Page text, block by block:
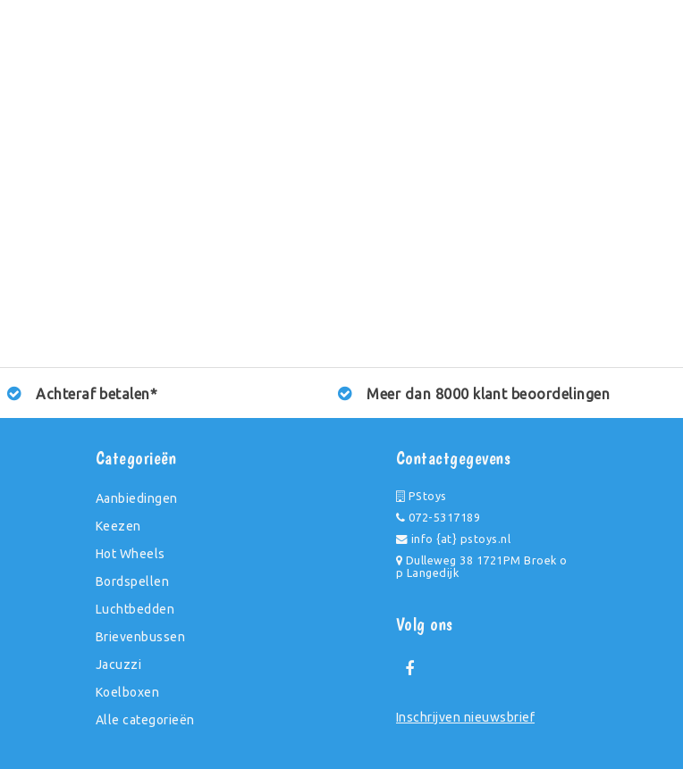
Achteraf betalen* Meer dan 8000 klant beoordelingen
Categorieën
Aanbiedingen
Keezen
Hot Wheels
Bordspellen
Luchtbedden
Brievenbussen
Jacuzzi
Koelboxen
Alle categorieën
Contactgegevens
PStoys
072-5317189
info {at} pstoys.nl
Dulleweg 38 1721PM Broek o
p Langedijk
Volg ons
Inschrijven nieuwsbrief